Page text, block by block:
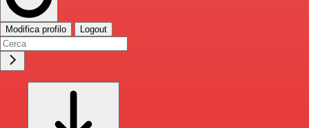
Modifica profilo Logout